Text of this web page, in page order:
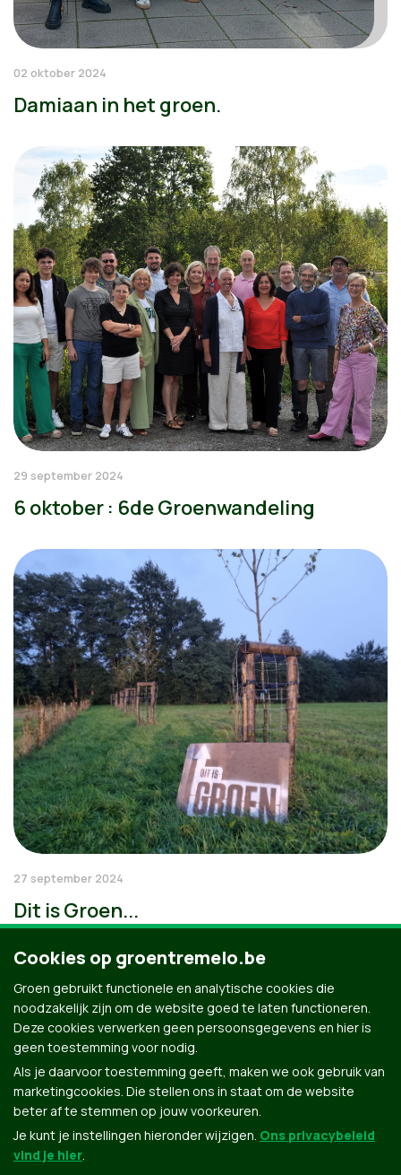
02 oktober 2024
Damiaan in het groen.
29 september 2024
6 oktober : 6de Groenwandeling
27 september 2024
Dit is Groen...
Cookies op groentremelo.be
Groen gebruikt functionele en analytische cookies die
noodzakelijk zijn om de website goed te laten functioneren.
Deze cookies verwerken geen persoonsgegevens en hier is
geen toestemming voor nodig.
Als je daarvoor toestemming geeft, maken we ook gebruik van
marketingcookies. Die stellen ons in staat om de website
beter af te stemmen op jouw voorkeuren.
Je kunt je instellingen hieronder wijzigen. Ons privacybeleid
vind je hier.